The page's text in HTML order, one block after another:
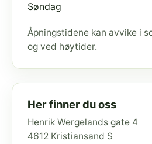
Søndag
Åpningstidene kan avvike i
og ved høytider.
Her finner du oss
Henrik Wergelands gate 4
4612 Kristiansand S